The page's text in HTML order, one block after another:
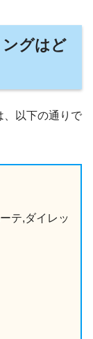
グはど
、以下の通りで
テ,ダイレッ